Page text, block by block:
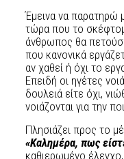
Έμεινα να παρατηρώ
τώρα που το
άνθρωπος θα
που κανονικά
αν χαθεί ή όχι το
Επειδή οι ηγέτες
δουλειά είτε όχι,
νοιάζονται για την
Πλησιάζει προς το
«Καλημέρα, πως
καθιερωμένο